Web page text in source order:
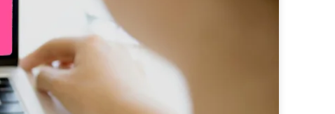
zu wirkung. mit know-how, kreativität und ki
insights und erfolgreiche strategien.